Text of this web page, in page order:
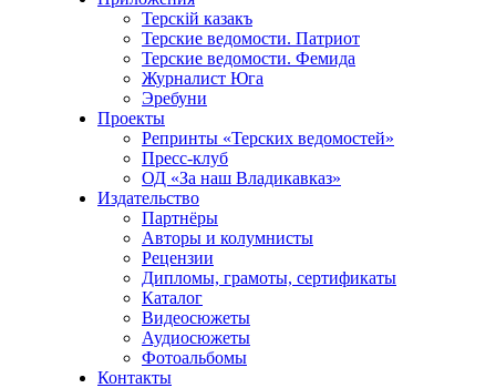
Терскiй казакъ
Терские ведомости. Патриот
Терские ведомости. Фемида
Журналист Юга
Эребуни
Проекты
Репринты «Терских ведомостей»
Пресс-клуб
ОД «За наш Владикавказ»
Издательство
Партнёры
Авторы и колумнисты
Рецензии
Дипломы, грамоты, сертификаты
Каталог
Видеосюжеты
Аудиосюжеты
Фотоальбомы
Контакты